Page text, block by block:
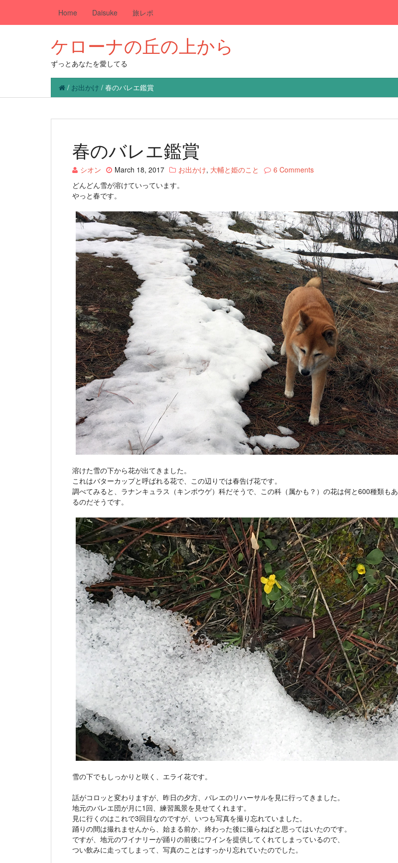
Home Daisuke 旅レポ
ケローナの丘の上から
ずっとあなたを愛してる
/ お出かけ / 春のバレエ鑑賞
春のバレエ鑑賞
シオン March 18, 2017 お出かけ, 大輔と姫のこと
6 Comments
どんどん雪が溶けていっています。
やっと春です。
溶けた雪の下から花が出てきました。
これはバターカップと呼ばれる花で、この辺りでは春告げ花です。
調べてみると、ラナンキュラス（キンポウゲ）科だそうで、この科（属かも？）の花は何と600種類もあ
るのだそうです。
雪の下でもしっかりと咲く、エライ花です。
話がコロッと変わりますが、昨日の夕方、バレエのリハーサルを見に行ってきました。
地元のバレエ団が月に1回、練習風景を見せてくれます。
見に行くのはこれで3回目なのですが、いつも写真を撮り忘れていました。
踊りの間は撮れませんから、始まる前か、終わった後に撮らねばと思ってはいたのです。
ですが、地元のワイナリーが踊りの前後にワインを提供してくれてしまっているので、
つい飲みに走ってしまって、写真のことはすっかり忘れていたのでした。